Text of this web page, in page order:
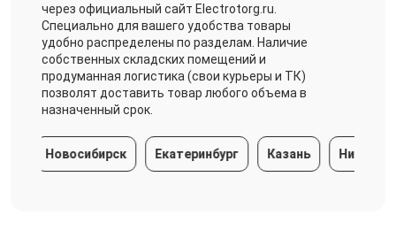
через официальный сайт Electrotorg.ru.
Специально для вашего удобства товары
удобно распределены по разделам. Наличие
собственных складских помещений и
продуманная логистика (свои курьеры и ТК)
позволят доставить товар любого объема в
назначенный срок.
Новосибирск Екатеринбург Казань Нижний